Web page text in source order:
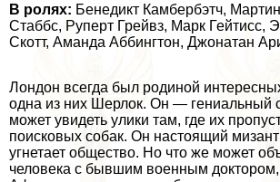
В ролях: Бенедикт Камбербэтч,
Стаббс, Руперт Грейвз, Марк Гейтисс,
Скотт, Амaнда Аббингтон, Джонатан
Лондон всегда был родиной
одна из них Шерлок. Он — гениальный
может увидеть улики там, где их
поисковых собак. Он настоящий
угнетает общество. Но что же может
человека с бывшим военным